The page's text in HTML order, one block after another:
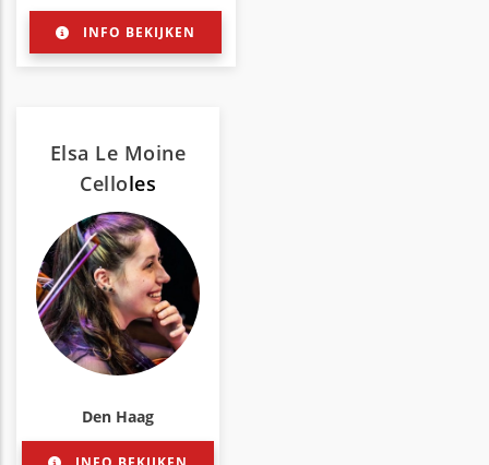
INFO BEKIJKEN
Elsa Le Moine
Celloles
Den Haag